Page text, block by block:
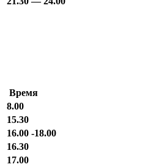
Время
8.00
15.30
16.00 -18.00
16.30
17.00